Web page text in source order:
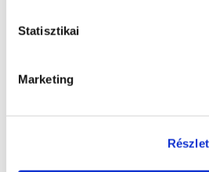
Statisztikai
Marketing
Pénzügyek
Polgári jog
Szellemi tulajdon